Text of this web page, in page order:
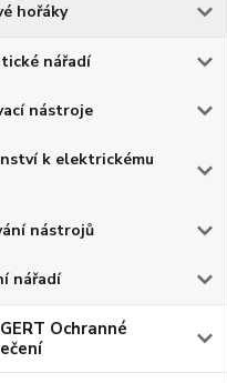
hořáky
nářadí
nástroje
k elektrickému
nástrojů
nářadí
Ochranné